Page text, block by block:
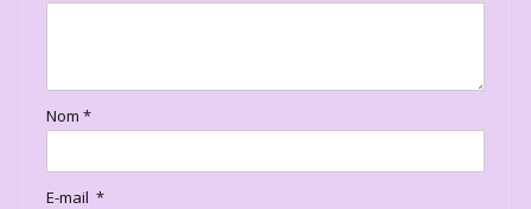
Nom *
E-mail *